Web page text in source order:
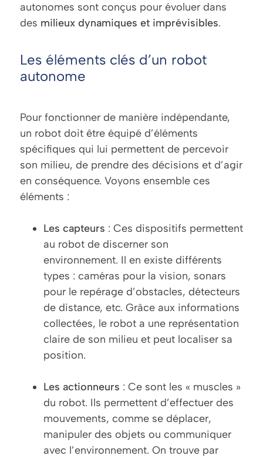
autonomes sont conçus pour évoluer dans
des milieux dynamiques et imprévisibles.
Les éléments clés d’un robot
autonome
Pour fonctionner de manière indépendante,
un robot doit être équipé d’éléments
spécifiques qui lui permettent de percevoir
son milieu, de prendre des décisions et d’agir
en conséquence. Voyons ensemble ces
éléments :
Les capteurs : Ces dispositifs permettent
au robot de discerner son
environnement. Il en existe différents
types : caméras pour la vision, sonars
pour le repérage d’obstacles, détecteurs
de distance, etc. Grâce aux informations
collectées, le robot a une représentation
claire de son milieu et peut localiser sa
position.
Les actionneurs : Ce sont les « muscles »
du robot. Ils permettent d’effectuer des
mouvements, comme se déplacer,
manipuler des objets ou communiquer
avec l’environnement. On trouve par